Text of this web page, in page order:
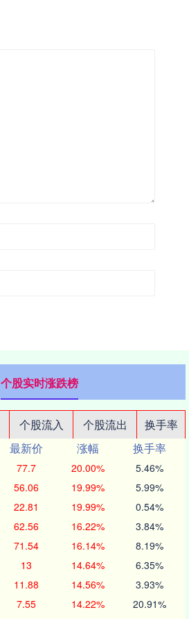
个股实时涨跌榜
个股流入 个股流出
换手率
最新价 涨幅
换手率
77.7 20.00% 5.46%
56.06 19.99% 5.99%
22.81 19.99% 0.54%
62.56 16.22% 3.84%
71.54 16.14% 8.19%
13 14.64% 6.35%
11.88 14.56% 3.93%
7.55 14.22% 20.91%